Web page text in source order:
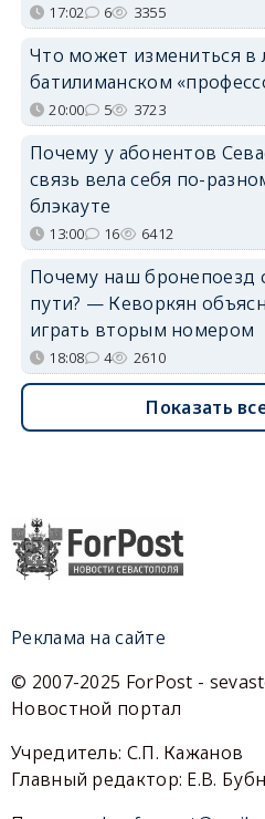
17:02 6 3355
Что может измениться в
батилиманском
20:00 5 3723
Почему у абонентов
связь вела себя по-
блэкауте
13:00 16 6412
Почему наш бронепоезд
пути? — Кеворкян
играть вторым номером
18:08 4 2610
Показать
Реклама на сайте
© 2007-2025 ForPost -
Новостной портал
Учредитель: С.П. Кажанов
Главный редактор: Е.В.